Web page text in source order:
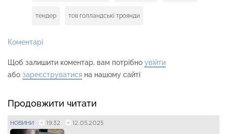
тендер тов голландські троянди
Коментарі
Щоб залишити коментар, вам потрібно увійти
або зареєструватися на нашому сайті
Продовжити читати
НОВИНИ 19:32 12.05.2025